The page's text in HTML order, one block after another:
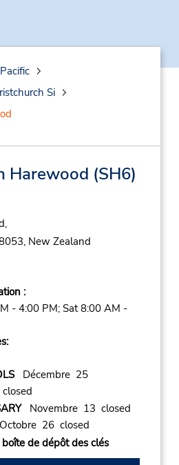
Si
Harewood (SH6)
New Zealand
:
- 4:00 PM; Sat 8:00 AM -
Décembre 25
Novembre 13 closed
26 closed
de dépôt des clés